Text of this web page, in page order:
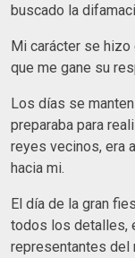
buscado la
Mi carácter se
que me gane su
Los días se
preparaba para
reyes vecinos, era
hacia mi.
El día de la gran
todos los detalles,
representantes del